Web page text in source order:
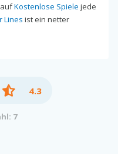
Kostenlose Spiele jede
Lines ist ein netter
4.3
7